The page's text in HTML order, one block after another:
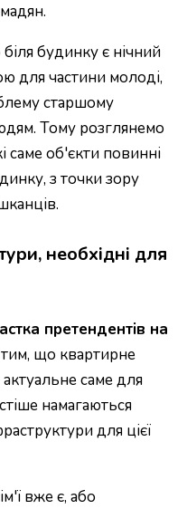
будинку є нічний
для частини молоді,
старшому
Тому розглянемо
саме об'єкти повинні
з точки зору
необхідні для
претендентів на
що квартирне
саме для
намагаються
для цієї
вже є, або